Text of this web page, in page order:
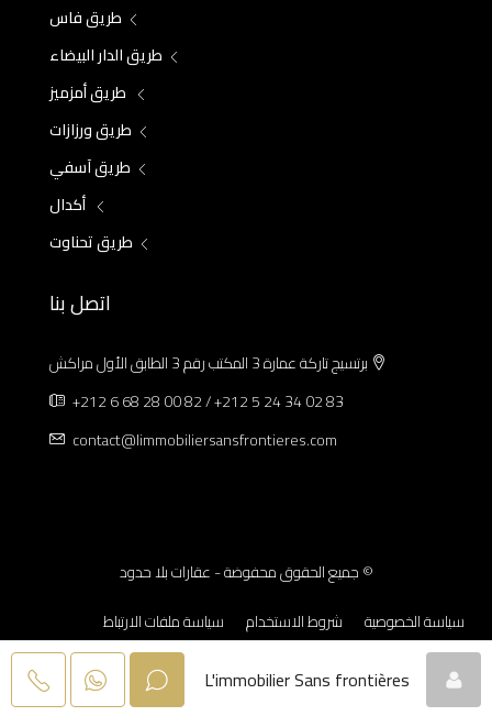
طريق فاس
طريق الدار البيضاء
طريق أمزميز
طريق ورزازات
طريق آسفي
أكدال
طريق تحناوت
اتصل بنا
برتسيج تاركة عمارة 3 المكتب رقم 3 الطابق الأول مراكش
+212 6 68 28 00 82 / +212 5 24 34 02 83
contact@limmobiliersansfrontieres.com
© جميع الحقوق محفوضة - عقارات بلا حدود
سياسة الخصوصية
شروط الاستخدام
سياسة ملفات الارتباط
الإشعارات القانونية
L'immobilier Sans frontières